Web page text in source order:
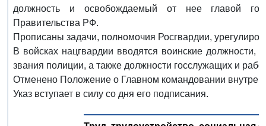
должность и освобождаемый от нее главой
Правительства РФ.
Прописаны задачи, полномочия Росгвардии,
В войсках нацгвардии вводятся воинские
звания полиции, а также должности госслужащих и
Отменено Положение о Главном командовании
Указ вступает в силу со дня его подписания.